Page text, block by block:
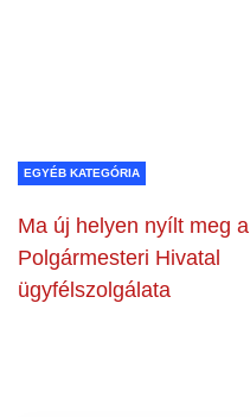
EGYÉB KATEGÓRIA
Ma új helyen nyílt meg a
Polgármesteri Hivatal
ügyfélszolgálata